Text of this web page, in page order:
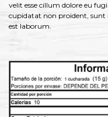
velit esse cillum dolore eu
cupidatat non proident, sunt
est laborum.